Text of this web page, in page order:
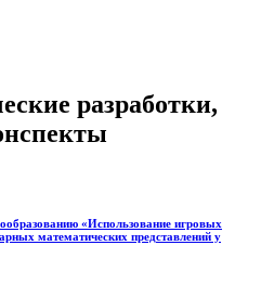
разработки,
«Использование игровых
математических представлений у